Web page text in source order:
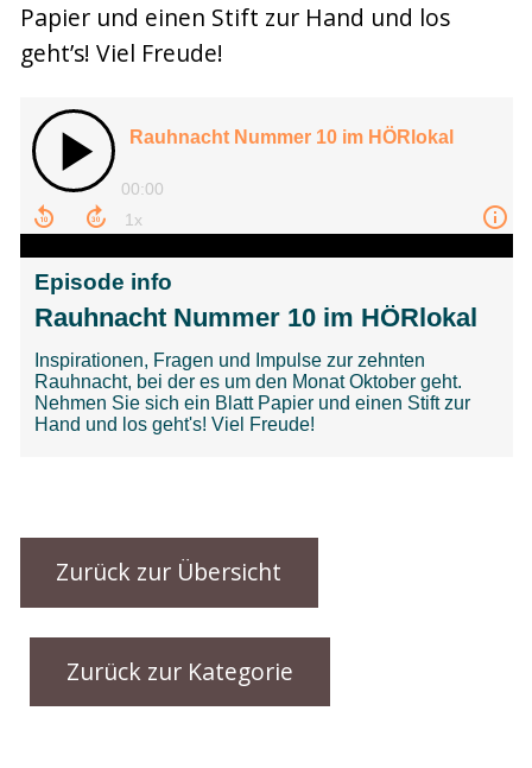
Papier und einen Stift zur Hand und los
geht’s! Viel Freude!
Zurück zur Übersicht
Zurück zur Kategorie